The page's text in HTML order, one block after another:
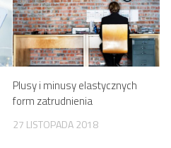
Plusy i minusy elastycznych
form zatrudnienia
27 LISTOPADA 2018